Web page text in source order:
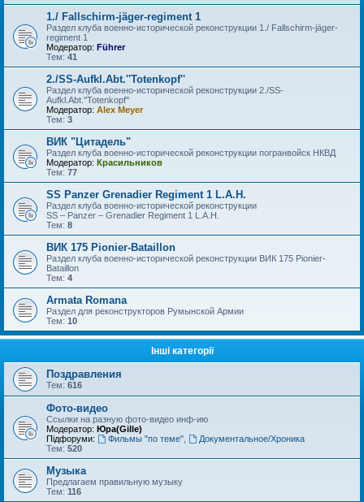
1./ Fallschirm-jäger-regiment 1
Раздел клуба военно-исторической реконструкции 1./ Fallschirm-jäger-
regiment 1
Модератор: Führer
Тем: 41
2./SS-Aufkl.Abt.''Totenkopf''
Раздел клуба военно-исторической реконструкции 2./SS-
Aufkl.Abt.''Totenkopf''
Модератор: Alex Meyer
Тем: 3
ВИК "Цитадель"
Раздел клуба военно-исторической реконструкции погранвойск НКВД
Модератор: Красильников
Тем: 77
SS Panzer Grenadier Regiment 1 L.A.H.
Раздел клуба военно-исторической реконструкции
SS – Panzer – Grenadier Regiment 1 L.A.H.
Тем: 8
ВИК 175 Pionier-Bataillon
Раздел клуба военно-исторической реконструкции ВИК 175 Pionier-
Bataillon
Тем: 4
Armata Romana
Раздел для реконструкторов Румынской Армии
Тем: 10
Інші категорії
Поздравления
Тем: 616
Фото-видео
Ссылки на разную фото-видео инф-ию
Модератор: Юра(Gille)
Підфоруми:
Фильмы "по теме",
Документальное/Хроника
Тем: 520
Музыка
Предлагаем правильную музыку
Тем: 116